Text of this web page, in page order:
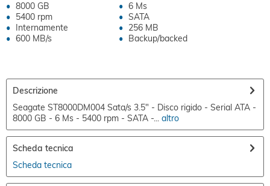
8000 GB
6 Ms
5400 rpm
SATA
Internamente
256 MB
600 MB/s
Backup/backed
Descrizione
Seagate ST8000DM004 Sata/s 3.5" - Disco rigido - Serial ATA -
8000 GB - 6 Ms - 5400 rpm - SATA -... altro
Scheda tecnica
Scheda tecnica